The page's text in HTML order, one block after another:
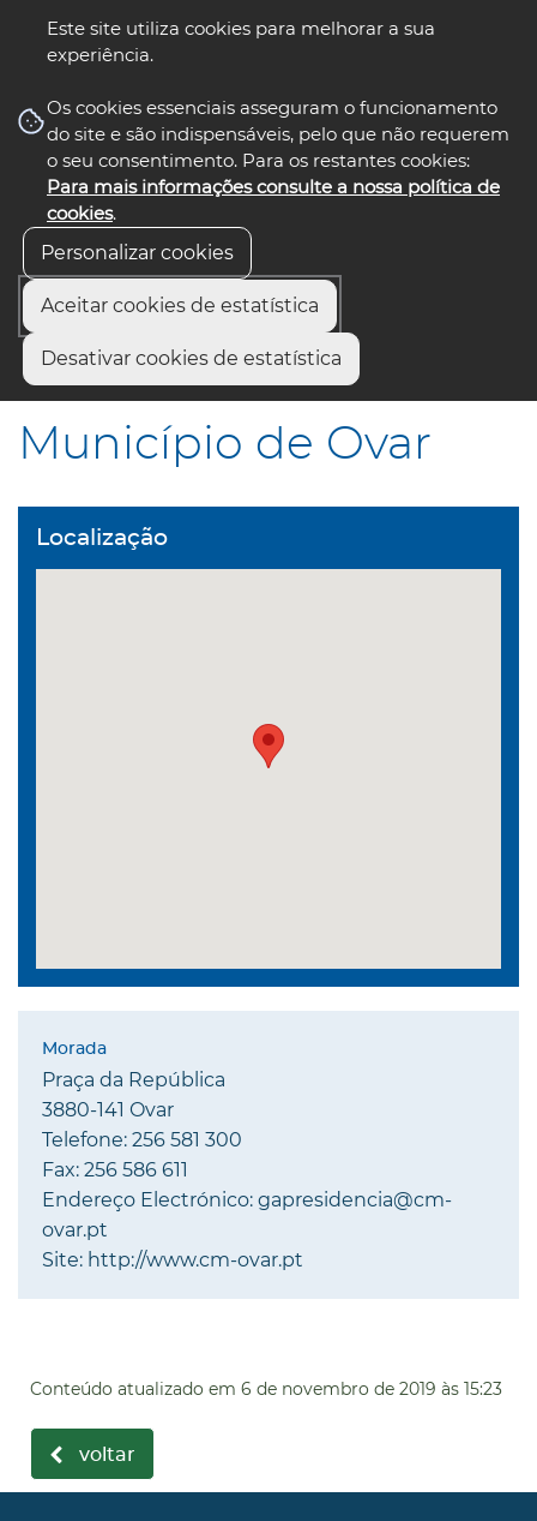
Este site utiliza cookies para melhorar a sua
experiência.
Os cookies essenciais asseguram o funcionamento
do site e são indispensáveis, pelo que não requerem
o seu consentimento. Para os restantes cookies:
Para mais informações consulte a nossa política de
cookies.
Personalizar cookies
Aceitar cookies de estatística
Desativar cookies de estatística
nos select language
Início
Contactos de Municípios
Município de Ovar
Município de Ovar
Praça da República
3880-141 Ovar
Telefone: 256 581 300
Fax: 256 586 611
Endereço Electrónico: gapresidencia@cm-
ovar.pt
Site: http://www.cm-ovar.pt
Conteúdo atualizado em 6 de novembro de 2019 às 15:23
voltar